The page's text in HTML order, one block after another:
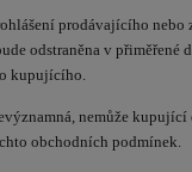
prodávajícího nebo
odstraněna v přiměřené
kupujícího.
nemůže
obchodních podmínek.